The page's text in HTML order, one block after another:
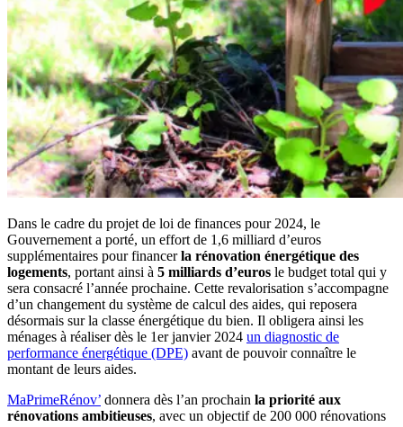
Dans le cadre du projet de loi de finances pour 2024, le
Gouvernement a porté, un effort de 1,6 milliard d’euros
supplémentaires pour financerla rénovation énergétique des
logements, portant ainsi à 5 milliards d’euros le budget total qui y
sera consacré l’année prochaine. Cette revalorisation s’accompagne
d’un changement du système de calcul des aides, qui reposera
désormais sur la classe énergétique du bien. Il obligera ainsi les
ménages à réaliser dès le 1er janvier 2024 un diagnostic de
performance énergétique (DPE) avant de pouvoir connaître le
montant de leurs aides.
MaPrimeRénov’ donnera dès l’an prochain la priorité aux
rénovations ambitieuses, avec un objectif de 200 000 rénovations